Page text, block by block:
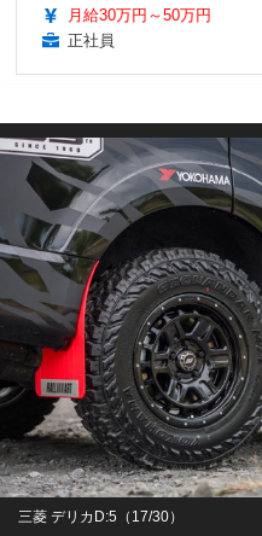
月給30万円～50万円
正社員
三菱 デリカD:5（17/30）